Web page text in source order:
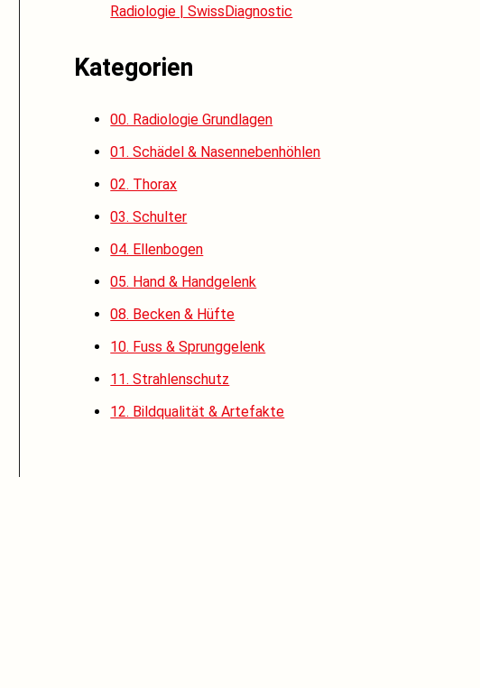
Radiologie | SwissDiagnostic
Kategorien
00. Radiologie Grundlagen
01. Schädel & Nasennebenhöhlen
02. Thorax
03. Schulter
04. Ellenbogen
05. Hand & Handgelenk
08. Becken & Hüfte
10. Fuss & Sprunggelenk
11. Strahlenschutz
12. Bildqualität & Artefakte